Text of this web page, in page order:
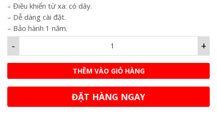
– Điều khiển từ xa: có dây.
– Dễ dàng cài đặt.
– Bảo hành 1 năm.
+
-
THÊM VÀO GIỎ HÀNG
ĐẶT HÀNG NGAY